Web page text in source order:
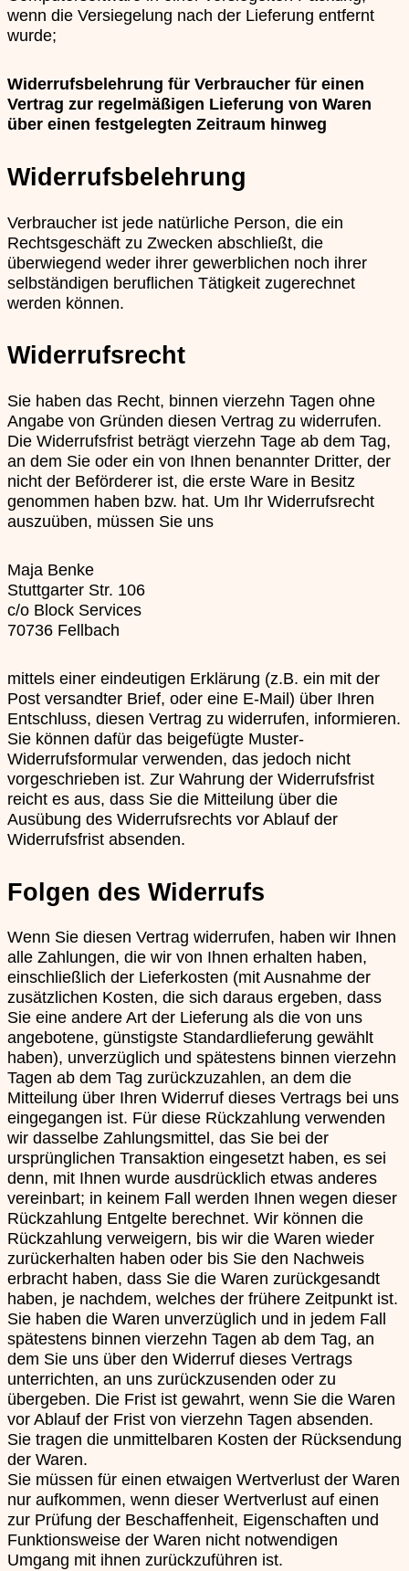
wenn die Versiegelung nach der Lieferung entfernt
wurde;
Widerrufsbelehrung für Verbraucher für einen
Vertrag zur regelmäßigen Lieferung von Waren
über einen festgelegten Zeitraum hinweg
Widerrufsbelehrung
Verbraucher ist jede natürliche Person, die ein
Rechtsgeschäft zu Zwecken abschließt, die
überwiegend weder ihrer gewerblichen noch ihrer
selbständigen beruflichen Tätigkeit zugerechnet
werden können.
Widerrufsrecht
Sie haben das Recht, binnen vierzehn Tagen ohne
Angabe von Gründen diesen Vertrag zu widerrufen.
Die Widerrufsfrist beträgt vierzehn Tage ab dem Tag,
an dem Sie oder ein von Ihnen benannter Dritter, der
nicht der Beförderer ist, die erste Ware in Besitz
genommen haben bzw. hat. Um Ihr Widerrufsrecht
auszuüben, müssen Sie uns
Maja Benke
Stuttgarter Str. 106
c/o Block Services
70736 Fellbach
mittels einer eindeutigen Erklärung (z.B. ein mit der
Post versandter Brief, oder eine E-Mail) über Ihren
Entschluss, diesen Vertrag zu widerrufen, informieren.
Sie können dafür das beigefügte Muster-
Widerrufsformular verwenden, das jedoch nicht
vorgeschrieben ist. Zur Wahrung der Widerrufsfrist
reicht es aus, dass Sie die Mitteilung über die
Ausübung des Widerrufsrechts vor Ablauf der
Widerrufsfrist absenden.
Folgen des Widerrufs
Wenn Sie diesen Vertrag widerrufen, haben wir Ihnen
alle Zahlungen, die wir von Ihnen erhalten haben,
einschließlich der Lieferkosten (mit Ausnahme der
zusätzlichen Kosten, die sich daraus ergeben, dass
Sie eine andere Art der Lieferung als die von uns
angebotene, günstigste Standardlieferung gewählt
haben), unverzüglich und spätestens binnen vierzehn
Tagen ab dem Tag zurückzuzahlen, an dem die
Mitteilung über Ihren Widerruf dieses Vertrags bei uns
eingegangen ist. Für diese Rückzahlung verwenden
wir dasselbe Zahlungsmittel, das Sie bei der
ursprünglichen Transaktion eingesetzt haben, es sei
denn, mit Ihnen wurde ausdrücklich etwas anderes
vereinbart; in keinem Fall werden Ihnen wegen dieser
Rückzahlung Entgelte berechnet. Wir können die
Rückzahlung verweigern, bis wir die Waren wieder
zurückerhalten haben oder bis Sie den Nachweis
erbracht haben, dass Sie die Waren zurückgesandt
haben, je nachdem, welches der frühere Zeitpunkt ist.
Sie haben die Waren unverzüglich und in jedem Fall
spätestens binnen vierzehn Tagen ab dem Tag, an
dem Sie uns über den Widerruf dieses Vertrags
unterrichten, an uns zurückzusenden oder zu
übergeben. Die Frist ist gewahrt, wenn Sie die Waren
vor Ablauf der Frist von vierzehn Tagen absenden.
Sie tragen die unmittelbaren Kosten der Rücksendung
der Waren.
Sie müssen für einen etwaigen Wertverlust der Waren
nur aufkommen, wenn dieser Wertverlust auf einen
zur Prüfung der Beschaffenheit, Eigenschaften und
Funktionsweise der Waren nicht notwendigen
Umgang mit ihnen zurückzuführen ist.